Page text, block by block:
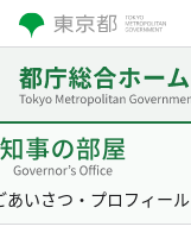
あいさつ・プロフィール